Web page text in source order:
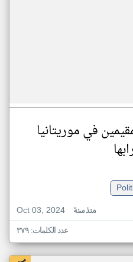
في موريتانيا
Oct 03, 2024
منذ سنة
عدد الكلمات: ٣٧٩